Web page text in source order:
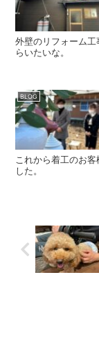
外壁のリフォーム
らいたいな。
BLOG
これから着工のお
した。